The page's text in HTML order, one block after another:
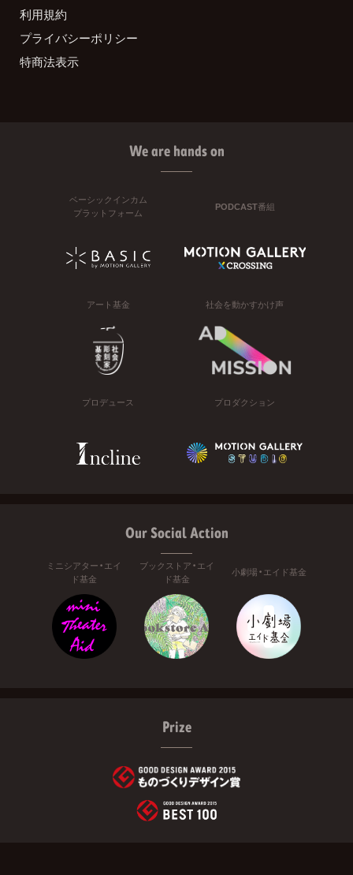
利用規約
プライバシーポリシー
特商法表示
We are hands on
ベーシックインカム
プラットフォーム
PODCAST番組
アート基金 社会を動かすかけ声
プロデュース プロダクション
Our Social Action
ミニシアター・エイ
ド基金
ブックストア・エイ
ド基金
小劇場・エイド基金
Prize